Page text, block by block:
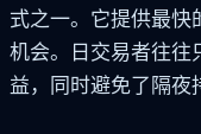
式之一。它提供最快
机会。日交易者往往
益，同时避免了隔夜